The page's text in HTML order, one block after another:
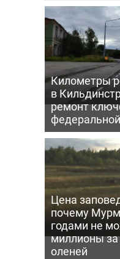
Километры
в
ремонт
Цена
почему
годами не
миллионы
оленей